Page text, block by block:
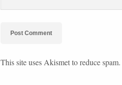
This site uses Akismet to reduce spam.